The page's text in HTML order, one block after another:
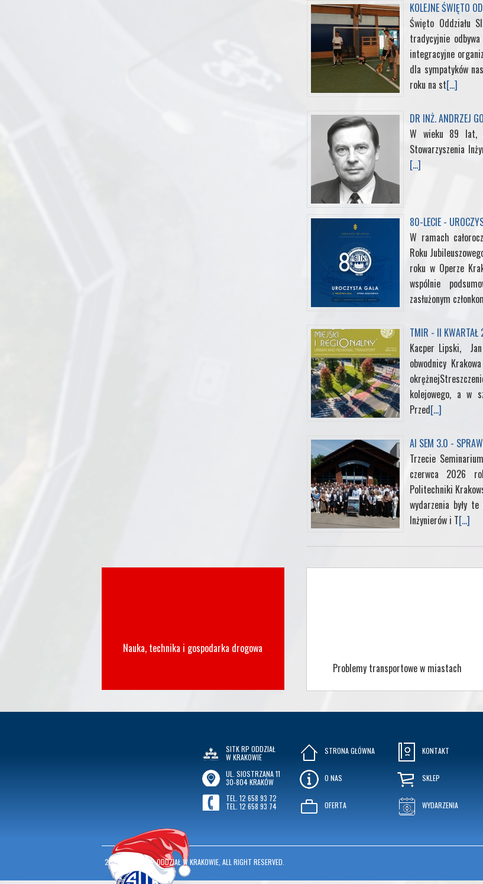
e
b
k
t
t
t
e
r
s
l
KOLEJNE ŚWIĘTO
Święto Oddziału
tradycyjnie
integracyjne
dla sympatyków
roku na st[...]
DR INŻ. ANDRZEJ
W wieku 89 lat,
Stowarzyszenia
[...]
80-LECIE -
W ramach
Roku
roku w Operze
wspólnie
zasłużonym
TMIR - II KWARTAŁ
Kacper Lipski, Jan
obwodnicy
kolejowego, a w
Przed[...]
AI SEM 3.0 -
Trzecie
czerwca 2026
Politechniki
wydarzenia były
Inżynierów i T[...]
Nauka, technika i gospodarka drogowa
Problemy transportowe w miastach
SITK RP ODDZIAŁ
W KRAKOWIE
UL. SIOSTRZANA 11
30-804 KRAKÓW
TEL. 12 658 93 72
TEL. 12 658 93 74
STRONA GŁÓWNA
O NAS
OFERTA
KONTAKT
SKLEP
WYDARZENIA
2026 SITK RP ODDZIAŁ W KRAKOWIE, ALL RIGHT RESERVED.